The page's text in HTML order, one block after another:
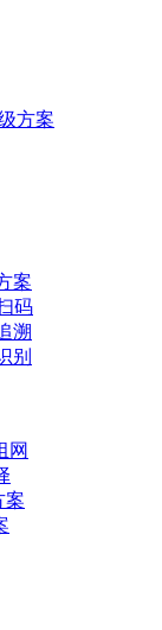
方案
案
码
溯
别
网
案